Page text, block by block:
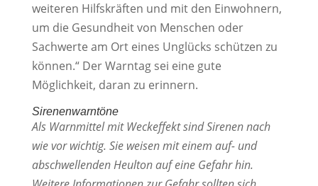
weiteren Hilfskräften und mit den Einwohnern,
um die Gesundheit von Menschen oder
Sachwerte am Ort eines Unglücks schützen zu
können.“ Der Warntag sei eine gute
Möglichkeit, daran zu erinnern.
Sirenenwarntöne
Als Warnmittel mit Weckeffekt sind Sirenen nach
wie vor wichtig. Sie weisen mit einem auf- und
abschwellenden Heulton auf eine Gefahr hin.